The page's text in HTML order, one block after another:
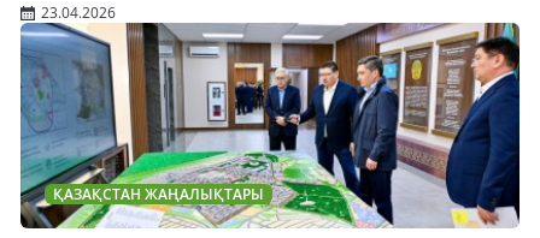
23.04.2026
ҚАЗАҚСТАН ЖАҢАЛЫҚТАРЫ